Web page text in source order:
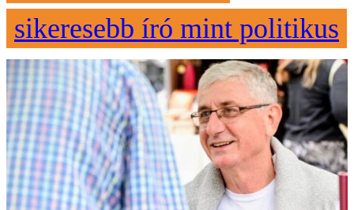
sikeresebb író mint politikus